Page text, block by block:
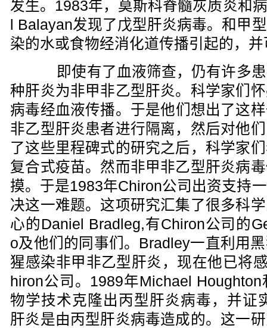
发生。1983年，莫斯科脊髓灰质炎和
l Balayan发现了戊型肝炎病毒。和甲
染的水或食物经消化道传播引起的，
即使有了血液筛查，仍有许多患
种肝炎为非甲非乙型肝炎。科学家们
病毒经血液传播。于是他们想出了这
非乙型肝炎患者进行隔离，然后对他
了这些里程碑式的研究之后，科学家
复合式疫苗。然而非甲非乙型肝炎病
摸。于是1983年Chiron公司出资支持
决这一难题。这项研究汇集了很多科
心的Daniel Bradleg,有Chiron公司的
o及他们的同事们。Bradley一直利用
猩感染非甲非乙型肝炎，现在他已将
hiron公司。1989年Michael
物学技术克隆出丙型肝炎病毒，并证
肝炎是由丙型肝炎病毒造成的。这一